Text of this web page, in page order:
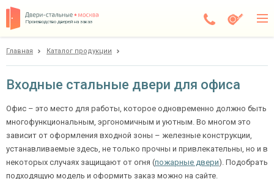
Производство дверей на заказ
Установка
Галерея
Главная Каталог продукции
Входные стальные двери для офиса
Офис – это место для работы, которое одновременно должно быть
многофункциональным, эргономичным и уютным. Во многом это
зависит от оформления входной зоны – железные конструкции,
устанавливаемые здесь, не только прочны и привлекательны, но и в
некоторых случаях защищают от огня (пожарные двери). Подобрать
подходящую модель и оформить заказ можно на сайте.